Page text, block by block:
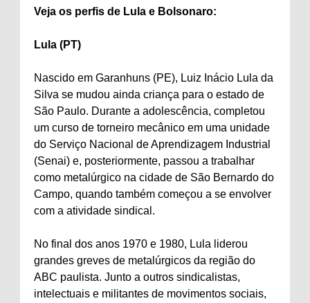
Veja os perfis de Lula e Bolsonaro:
Lula (PT)
Nascido em Garanhuns (PE), Luiz Inácio Lula da
Silva se mudou ainda criança para o estado de
São Paulo. Durante a adolescência, completou
um curso de torneiro mecânico em uma unidade
do Serviço Nacional de Aprendizagem Industrial
(Senai) e, posteriormente, passou a trabalhar
como metalúrgico na cidade de São Bernardo do
Campo, quando também começou a se envolver
com a atividade sindical.
No final dos anos 1970 e 1980, Lula liderou
grandes greves de metalúrgicos da região do
ABC paulista. Junto a outros sindicalistas,
intelectuais e militantes de movimentos sociais,